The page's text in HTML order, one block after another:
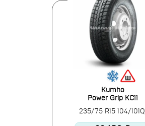
Kumho
Power Grip KC11
235/75 R15 104/101Q